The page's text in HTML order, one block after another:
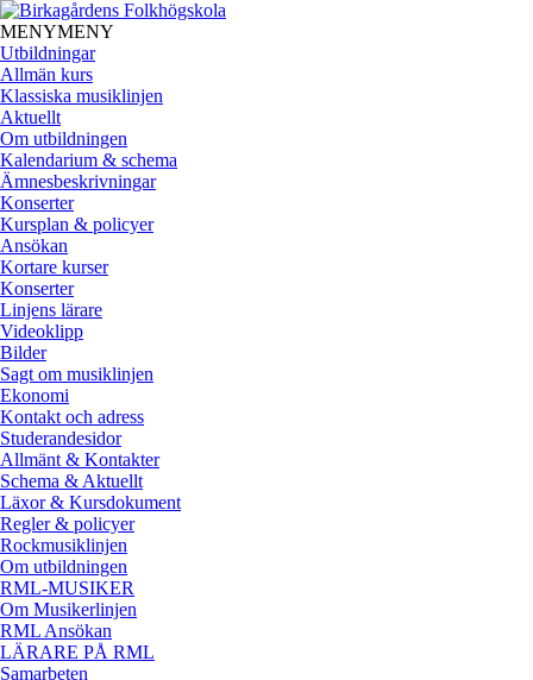
MENYMENY
Utbildningar
Allmän kurs
Klassiska musiklinjen
Aktuellt
Om utbildningen
Kalendarium & schema
Ämnesbeskrivningar
Konserter
Kursplan & policyer
Ansökan
Kortare kurser
Konserter
Linjens lärare
Videoklipp
Bilder
Sagt om musiklinjen
Ekonomi
Kontakt och adress
Studerandesidor
Allmänt & Kontakter
Schema & Aktuellt
Läxor & Kursdokument
Regler & policyer
Rockmusiklinjen
Om utbildningen
RML-MUSIKER
Om Musikerlinjen
RML Ansökan
LÄRARE PÅ RML
Samarbeten